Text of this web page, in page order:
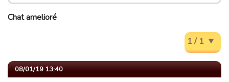
Chat amelioré
1 / 1
08/01/19 13:40